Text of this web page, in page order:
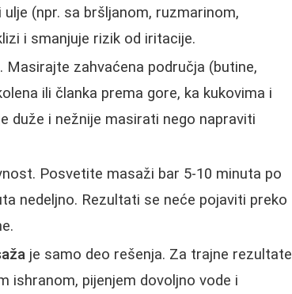
ulje (npr. sa bršljanom, ruzmarinom,
i smanjuje rizik od iritacije.
Masirajte zahvaćena područja (butine,
ili članka prema gore, ka kukovima i
duže i nežnije masirati nego napraviti
Posvetite masaži bar 5-10 minuta po
nedeljno. Rezultati se neće pojaviti preko
je samo deo rešenja. Za trajne rezultate
ishranom, pijenjem dovoljno vode i